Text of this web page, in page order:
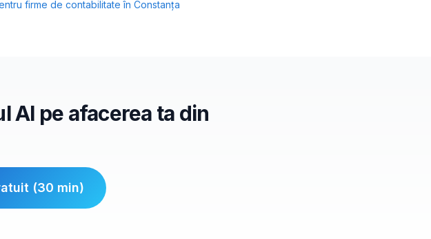
firme de contabilitate în Constanța
AI pe afacerea ta din
(30 min)